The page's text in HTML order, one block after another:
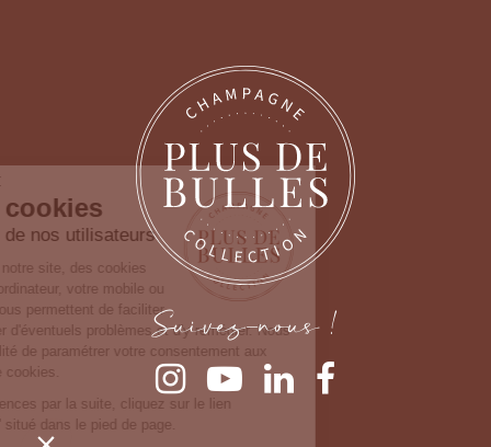
Suivez-nous !
Continuer sans accepter
Gestion des cookies
Nous prenons soin de nos utilisateurs
Lorsque vous consultez notre site, des cookies
sont déposés sur votre ordinateur, votre mobile ou
votre tablette. Ceux-ci nous permettent de faciliter
la navigation, de détecter d'éventuels problèmes et d'y remédier. Nous
vous laissons la possibilité de paramétrer votre consentement aux
différentes typologies de cookies.
Pour modifier vos préférences par la suite, cliquez sur le lien
'Préférences de cookies' situé dans le pied de page.